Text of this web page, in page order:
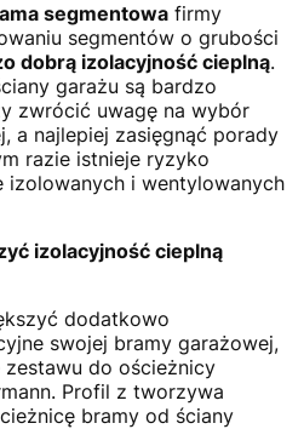
segmentowa firmy
segmentów o grubości
dobrą izolacyjność cieplną.
garażu są bardzo
zwrócić uwagę na wybór
a najlepiej zasięgnąć porady
razie istnieje ryzyko
izolowanych i wentylowanych
izolacyjność cieplną
dodatkowo
swojej bramy garażowej,
do ościeżnicy
Profil z tworzywa
bramy od ściany